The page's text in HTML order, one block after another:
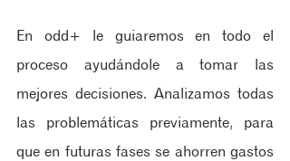
En odd+ le guiaremos en todo el
proceso ayudándole a tomar las
mejores decisiones. Analizamos todas
las problemáticas previamente, para
que en futuras fases se ahorren gastos